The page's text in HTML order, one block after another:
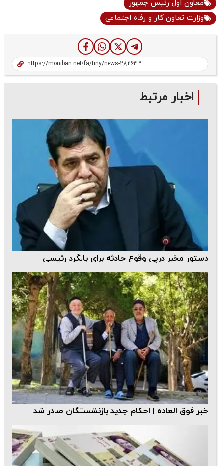
معاون اول رئیس جمهور
وزارت تعاون کار و رفاه اجتماعی
اخبار مرتبط
دستور مخبر درپی وقوع حادثه برای بالگرد رئیسی
خبر فوق العاده | احکام جدید بازنشستگان صادر شد